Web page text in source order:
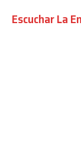
Escuchar La